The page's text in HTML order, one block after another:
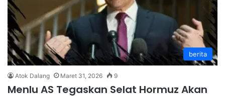
berita
Atok Dalang Maret 31, 2026 9
Menlu AS Tegaskan Selat Hormuz Akan